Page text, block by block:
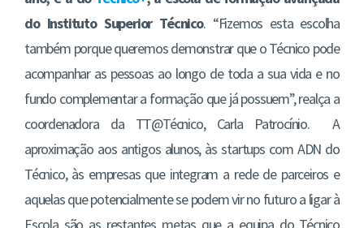
do Instituto Superior Técnico. “Fizemos esta escolha
também porque queremos demonstrar que o Técnico pode
acompanhar as pessoas ao longo de toda a sua vida e no
fundo complementar a formação que já possuem”, realça a
coordenadora da TT@Técnico, Carla Patrocínio. A
aproximação aos antigos alunos, às startups com ADN do
Técnico, às empresas que integram a rede de parceiros e
aquelas que potencialmente se podem vir no futuro a ligar à
Escola são as restantes metas que a equipa do Técnico